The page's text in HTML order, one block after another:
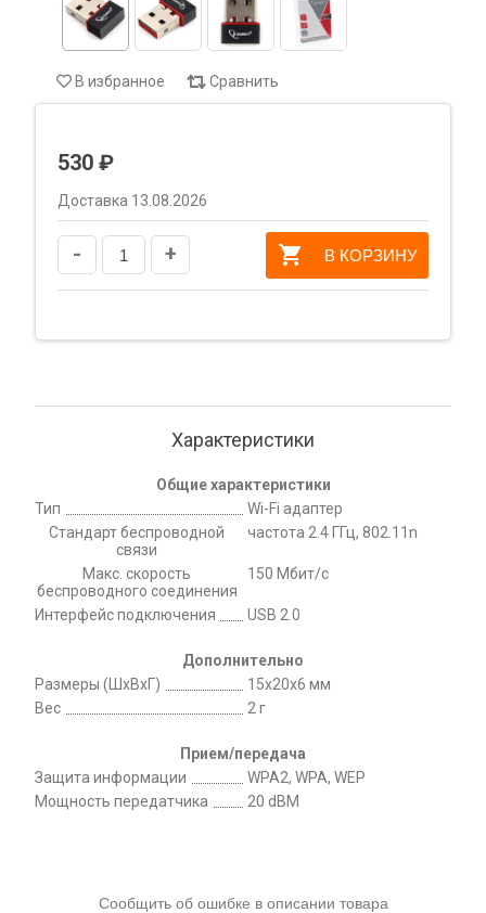
В избранное Сравнить
530 ₽
Доставка 13.08.2026
- + В КОРЗИНУ
Характеристики
Общие характеристики
Тип
Wi-Fi адаптер
Стандарт беспроводной
связи
частота 2.4 ГГц, 802.11n
Макс. скорость
беспроводного соединения
150 Мбит/с
Интерфейс подключения USB 2.0
Дополнительно
Размеры (ШxВxГ)
15x20x6 мм
Вес
2 г
Прием/передача
Защита информации
WPA2, WPA, WEP
Мощность передатчика
20 dBM
Сообщить об ошибке в описании товара